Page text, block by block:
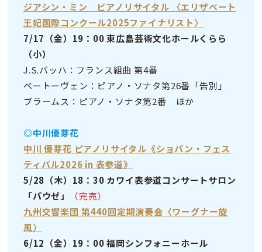
ジアシン・ミン ピアノリサイタル 〈エリザベート
王妃国際コンクール2025ファイナリスト〉
7/17（金）19：00 東広島芸術文化ホールくらら
（小）
J.S.バッハ：フランス組曲 第4番
ベートーヴェン：ピアノ・ソナタ第26番「告別」
ブラームス：ピアノ・ソナタ第2番 ほか
◎中川優芽花
中川 優芽花 ピアノリサイタル《ショパン・フェス
ティバル2026 in 表参道》
5/28（木）18：30 カワイ表参道コンサートサロン
「パウゼ」
（完売）
九州交響楽団 第440回定期演奏会〈ワーグナー旋
風〉
6/12（金）19：00 福岡シンフォニーホール